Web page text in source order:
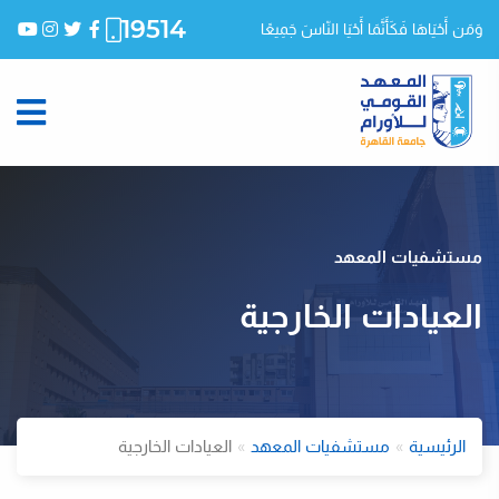
وَمَن أَحْيَاهَا فَكَأَنَّمَا أَحْيَا النّاسَ جَمِيعًا 19514
مستشفيات المعهد
العيادات الخارجية
الرئيسية مستشفيات المعهد العيادات الخارجية